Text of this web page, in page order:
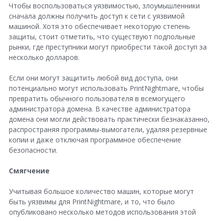
Чтобы воспользоваться уязвимостью, злоумышленники
сначала должны получить доступ к сети с уязвимой
машиной. Хотя это обеспечивает некоторую степень
защиты, стоит отметить, что существуют подпольные
рынки, где преступники могут приобрести такой доступ за
несколько долларов.
Если они могут защитить любой вид доступа, они
потенциально могут использовать PrintNightmare, чтобы
превратить обычного пользователя в всемогущего
администратора домена. В качестве администратора
домена они могли действовать практически безнаказанно,
распространяя программы-вымогатели, удаляя резервные
копии и даже отключая программное обеспечение
безопасности.
Смягчение
Учитывая большое количество машин, которые могут
быть уязвимы для PrintNightmare, и то, что было
опубликовано несколько методов использования этой